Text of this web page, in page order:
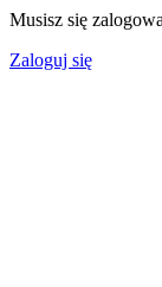
Musisz się
Zaloguj się